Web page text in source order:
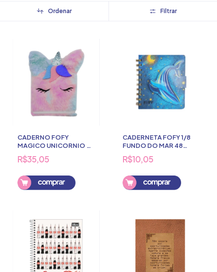
Ordenar Filtrar
CADERNO FOFY
MAGICO UNICORNIO 80
FOLHAS
R$35,05
CADERNETA FOFY 1/8
FUNDO DO MAR 48
FOLHAS
R$10,05